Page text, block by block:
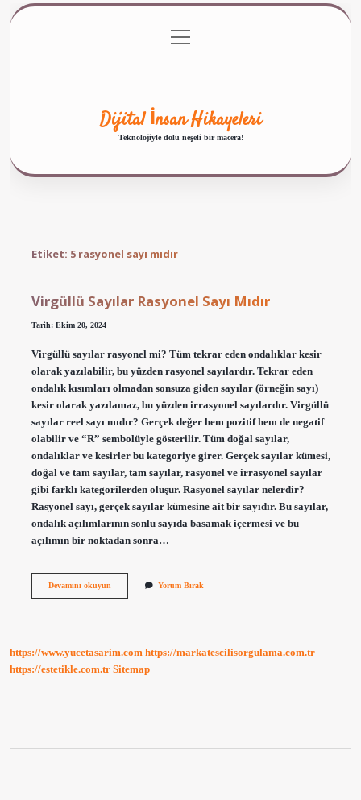
Gizlilik Politikası
menüyü
aç
Dijital İnsan Hikayeleri
Teknolojiyle dolu neşeli bir macera!
Etiket: 5 rasyonel sayı mıdır
Virgüllü Sayılar Rasyonel Sayı Mıdır
Tarih: Ekim 20, 2024
Virgüllü sayılar rasyonel mi? Tüm tekrar eden ondalıklar kesir
olarak yazılabilir, bu yüzden rasyonel sayılardır. Tekrar eden
ondalık kısımları olmadan sonsuza giden sayılar (örneğin sayı)
kesir olarak yazılamaz, bu yüzden irrasyonel sayılardır. Virgüllü
sayılar reel sayı mıdır? Gerçek değer hem pozitif hem de negatif
olabilir ve “R” sembolüyle gösterilir. Tüm doğal sayılar,
ondalıklar ve kesirler bu kategoriye girer. Gerçek sayılar kümesi,
doğal ve tam sayılar, tam sayılar, rasyonel ve irrasyonel sayılar
gibi farklı kategorilerden oluşur. Rasyonel sayılar nelerdir?
Rasyonel sayı, gerçek sayılar kümesine ait bir sayıdır. Bu sayılar,
ondalık açılımlarının sonlu sayıda basamak içermesi ve bu
açılımın bir noktadan sonra…
Devamını okuyunVirgüllü
Yorum Bırak
https://www.yucetasarim.com https://markatescilisorgulama.com.tr
https://estetikle.com.tr Sitemap